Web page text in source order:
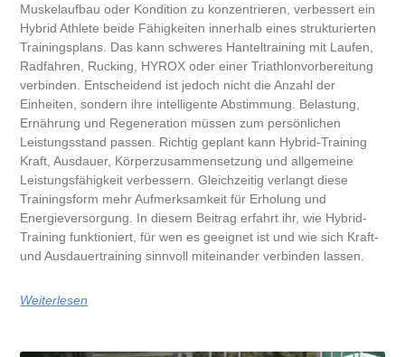
Muskelaufbau oder Kondition zu konzentrieren, verbessert ein
Hybrid Athlete beide Fähigkeiten innerhalb eines strukturierten
Trainingsplans. Das kann schweres Hanteltraining mit Laufen,
Radfahren, Rucking, HYROX oder einer Triathlonvorbereitung
verbinden. Entscheidend ist jedoch nicht die Anzahl der
Einheiten, sondern ihre intelligente Abstimmung. Belastung,
Ernährung und Regeneration müssen zum persönlichen
Leistungsstand passen. Richtig geplant kann Hybrid-Training
Kraft, Ausdauer, Körperzusammensetzung und allgemeine
Leistungsfähigkeit verbessern. Gleichzeitig verlangt diese
Trainingsform mehr Aufmerksamkeit für Erholung und
Energieversorgung. In diesem Beitrag erfahrt ihr, wie Hybrid-
Training funktioniert, für wen es geeignet ist und wie sich Kraft-
und Ausdauertraining sinnvoll miteinander verbinden lassen.
Weiterlesen